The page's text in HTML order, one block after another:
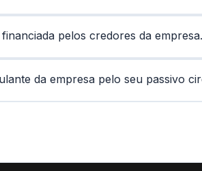
pelos credores da empresa.
da empresa pelo seu passivo